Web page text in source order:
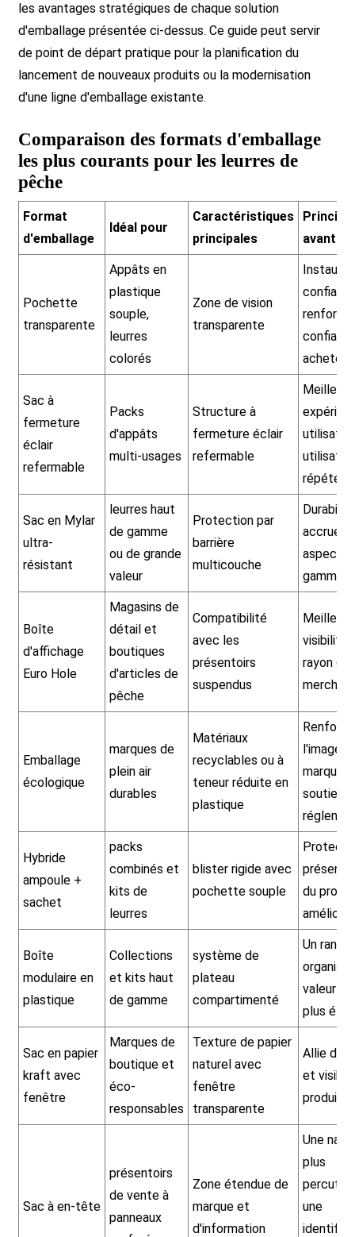
les avantages stratégiques de chaque solution
d'emballage présentée ci-dessus. Ce guide peut servir
de point de départ pratique pour la planification du
lancement de nouveaux produits ou la modernisation
d'une ligne d'emballage existante.
Comparaison des formats d'emballage
les plus courants pour les leurres de
pêche
Format
d'emballage
Idéal pour
Caractéristiques
principales
Pochette
transparente
Appâts en
plastique
souple,
leurres
colorés
Zone de vision
transparente
Instaure
renforce
Sac à
fermeture
éclair
refermable
Packs
d'appâts
multi-usages
Structure à
fermeture éclair
refermable
Meilleure
répétée
Sac en Mylar
ultra-
résistant
leurres haut
de gamme
ou de grande
valeur
Protection par
barrière
multicouche
Durabilité
accrue
aspect
gamme
Boîte
d'affichage
Euro Hole
Magasins de
détail et
boutiques
d'articles de
pêche
Compatibilité
avec les
présentoirs
suspendus
Meilleure
visibilité
rayon et
Emballage
écologique
marques de
plein air
durables
Matériaux
recyclables ou à
teneur réduite en
plastique
Renforce
l'image
marque
soutient
Hybride
ampoule +
sachet
packs
combinés et
kits de
leurres
blister rigide avec
pochette souple
du
Boîte
modulaire en
plastique
Collections
et kits haut
de gamme
système de
plateau
compartimenté
Un
organisé
valeur
plus
Sac en papier
kraft avec
fenêtre
Marques de
boutique et
éco-
responsables
Texture de papier
naturel avec
fenêtre
transparente
Allie
et
produits
Sac à en-tête
présentoirs
de vente à
panneaux
Zone étendue de
marque et
d'information
Une
plus
une